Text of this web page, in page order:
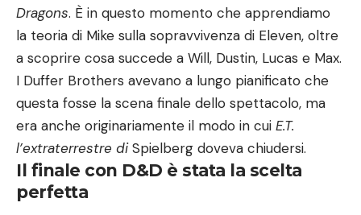
Dragons. È in questo momento che apprendiamo
la teoria di Mike sulla sopravvivenza di Eleven, oltre
a scoprire cosa succede a Will, Dustin, Lucas e Max.
I Duffer Brothers avevano a lungo pianificato che
questa fosse la scena finale dello spettacolo, ma
era anche originariamente il modo in cui E.T.
l’extraterrestre diSpielberg doveva chiudersi.
Il finale con D&D è stata la scelta
perfetta